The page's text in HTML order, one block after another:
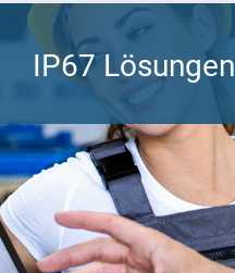
IP67 Lösungen